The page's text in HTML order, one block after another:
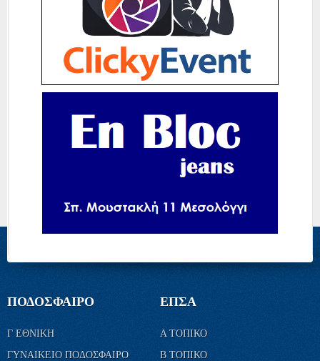
ΠΟΔΟΣΦΑΙΡΟ
Γ ΕΘΝΙΚΗ
ΓΥΝΑΙΚΕΙΟ ΠΟΔΟΣΦΑΙΡΟ
ΕΠΣΑ
Α ΤΟΠΙΚΟ
Β ΤΟΠΙΚΟ